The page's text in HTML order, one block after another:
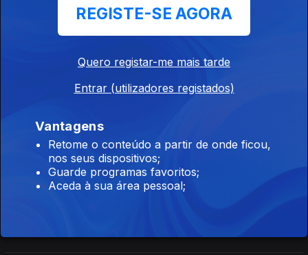
Café Plaza #040
Café Plaza 039
Os 60 anos do lp "Pet Spunds"; Músicas de 1966,
Café Plaza #038
REGISTE-SE AGORA
Quero registar-me mais tarde
Entrar (utilizadores registados)
Vantagens
Retome o conteúdo a partir de onde ficou,
nos seus dispositivos;
Guarde programas favoritos;
Aceda à sua área pessoal;